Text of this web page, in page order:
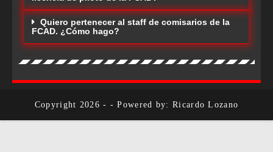
Quiero pertenecer al staff de comisarios de la
FCAD. ¿Cómo hago?
Copyright 2026 - - Powered by: Ricardo Lozano